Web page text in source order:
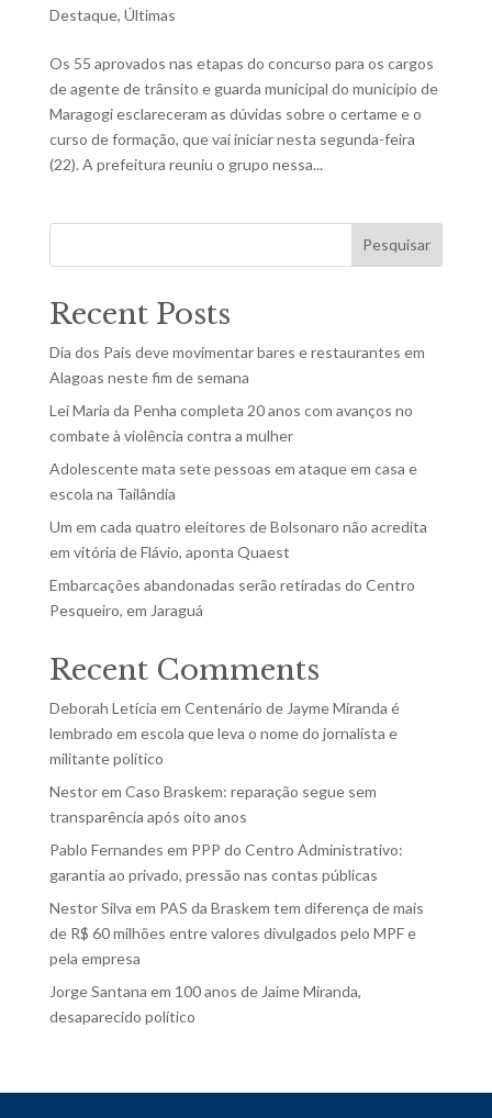
Destaque, Últimas
Os 55 aprovados nas etapas do concurso para os cargos
de agente de trânsito e guarda municipal do município de
Maragogi esclareceram as dúvidas sobre o certame e o
curso de formação, que vai iniciar nesta segunda-feira
(22). A prefeitura reuniu o grupo nessa...
Pesquisar
Recent Posts
Dia dos Pais deve movimentar bares e restaurantes em
Alagoas neste fim de semana
Lei Maria da Penha completa 20 anos com avanços no
combate à violência contra a mulher
Adolescente mata sete pessoas em ataque em casa e
escola na Tailândia
Um em cada quatro eleitores de Bolsonaro não acredita
em vitória de Flávio, aponta Quaest
Embarcações abandonadas serão retiradas do Centro
Pesqueiro, em Jaraguá
Recent Comments
Deborah Letícia em Centenário de Jayme Miranda é
lembrado em escola que leva o nome do jornalista e
militante político
Nestorem Caso Braskem: reparação segue sem
transparência após oito anos
Pablo Fernandes em PPP do Centro Administrativo:
garantia ao privado, pressão nas contas públicas
Nestor Silva em PAS da Braskem tem diferença de mais
de R$ 60 milhões entre valores divulgados pelo MPF e
pela empresa
Jorge Santana em 100 anos de Jaime Miranda,
desaparecido político